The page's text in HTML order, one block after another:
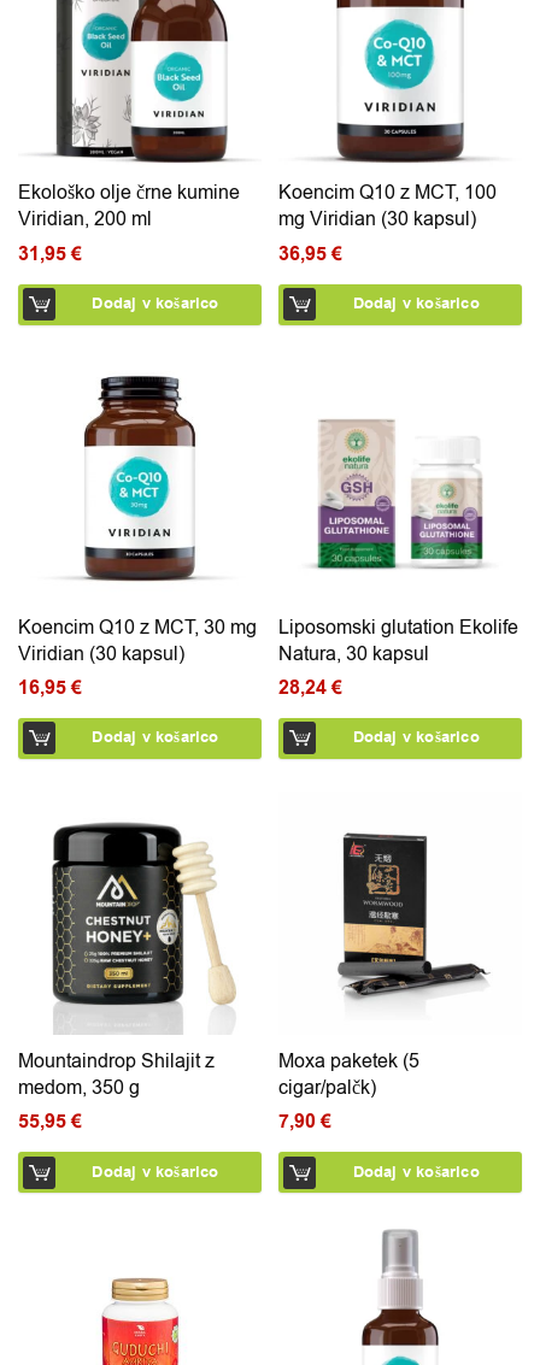
Ekološko olje črne kumine
Viridian, 200 ml
31,95€
Dodaj v košarico
Koencim Q10 z MCT, 100
mg Viridian (30 kapsul)
36,95€
Dodaj v košarico
Koencim Q10 z MCT, 30 mg
Viridian (30 kapsul)
16,95€
Dodaj v košarico
Liposomski glutation Ekolife
Natura, 30 kapsul
28,24€
Dodaj v košarico
Mountaindrop Shilajit z
medom, 350 g
55,95€
Dodaj v košarico
Moxa paketek (5
cigar/palčk)
7,90€
Dodaj v košarico